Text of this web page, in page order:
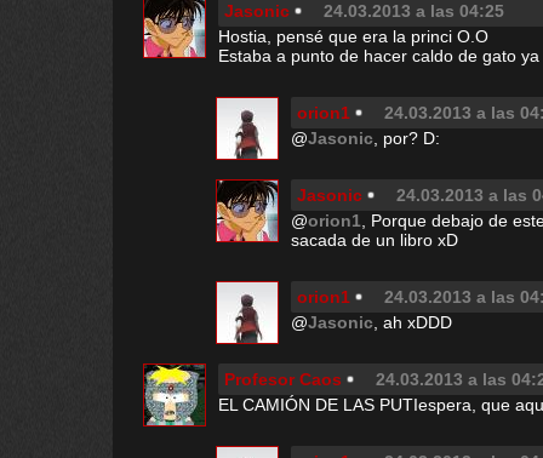
Jasonic
24.03.2013 a las 04:25
Hostia, pensé que era la princi O.O
Estaba a punto de hacer caldo de gato ya
orion1
24.03.2013 a las
@Jasonic , por? D:
Jasonic
24.03.2013 a las
@orion1 , Porque debajo de
sacada de un libro xD
orion1
24.03.2013 a las
@Jasonic , ah xDDD
Profesor Caos
24.03.2013 a las
EL CAMIÓN DE LAS PUTIespera, que